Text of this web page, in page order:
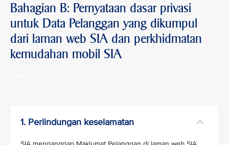
Bahagian B: Pernyataan dasar privasi
untuk Data Pelanggan yang dikumpul
dari laman web SIA dan perkhidmatan
kemudahan mobil SIA
1. Perlindungan keselamatan